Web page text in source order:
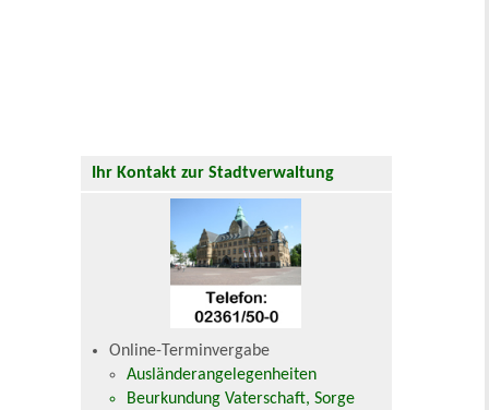
Ihr Kontakt zur Stadtverwaltung
Online-Terminvergabe
Ausländerangelegenheiten
Beurkundung Vaterschaft, Sorge